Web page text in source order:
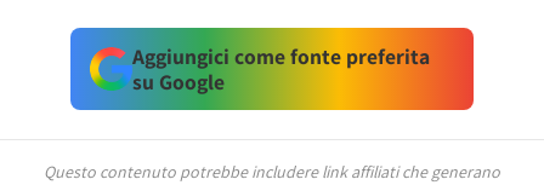
Aggiungici come fonte preferita
su Google
Questo contenuto potrebbe includere link affiliati che generano